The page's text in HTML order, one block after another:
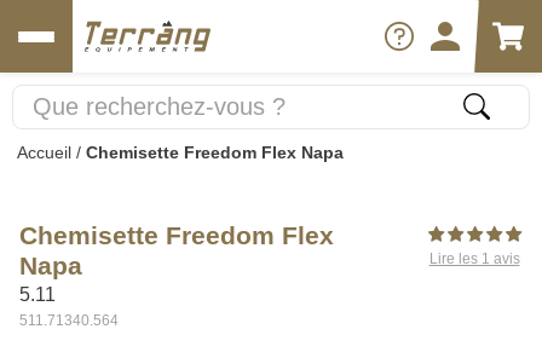
Accueil / Chemisette Freedom Flex Napa
Chemisette Freedom Flex
Napa
5.11
511.71340.564
Lire les 1 avis